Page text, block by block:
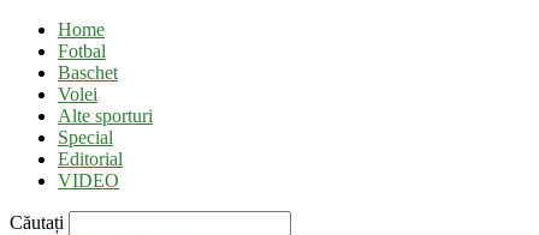
Home
Fotbal
Baschet
Volei
Alte sporturi
Special
Editorial
VIDEO
Căutați